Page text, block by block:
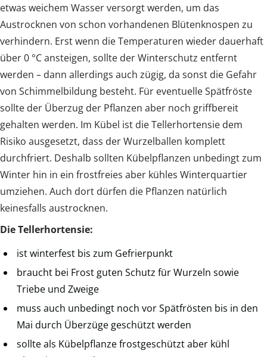
etwas weichem Wasser versorgt werden, um das
Austrocknen von schon vorhandenen Blütenknospen zu
verhindern. Erst wenn die Temperaturen wieder dauerhaft
über 0 °C ansteigen, sollte der Winterschutz entfernt
werden – dann allerdings auch zügig, da sonst die Gefahr
von Schimmelbildung besteht. Für eventuelle Spätfröste
sollte der Überzug der Pflanzen aber noch griffbereit
gehalten werden. Im Kübel ist die Tellerhortensie dem
Risiko ausgesetzt, dass der Wurzelballen komplett
durchfriert. Deshalb sollten Kübelpflanzen unbedingt zum
Winter hin in ein frostfreies aber kühles Winterquartier
umziehen. Auch dort dürfen die Pflanzen natürlich
keinesfalls austrocknen.
Die Tellerhortensie:
ist winterfest bis zum Gefrierpunkt
braucht bei Frost guten Schutz für Wurzeln sowie
Triebe und Zweige
muss auch unbedingt noch vor Spätfrösten bis in den
Mai durch Überzüge geschützt werden
sollte als Kübelpflanze frostgeschützt aber kühl